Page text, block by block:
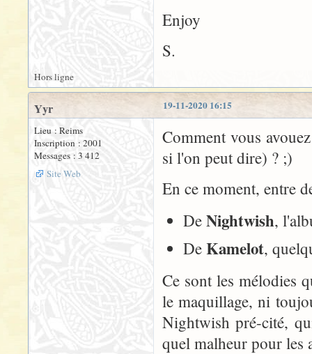
Enjoy
S.
Hors ligne
19-11-2020 16:15
Yyr
Lieu : Reims
Inscription : 2001
Messages : 3 412
Site Web
Comment vous
si l'on peut dire) ? ;)
En ce moment, entre
De Nightwish,
De Kamelot,
Ce sont les mélodies
le maquillage, ni
Nightwish pré-cité,
quel malheur pour les